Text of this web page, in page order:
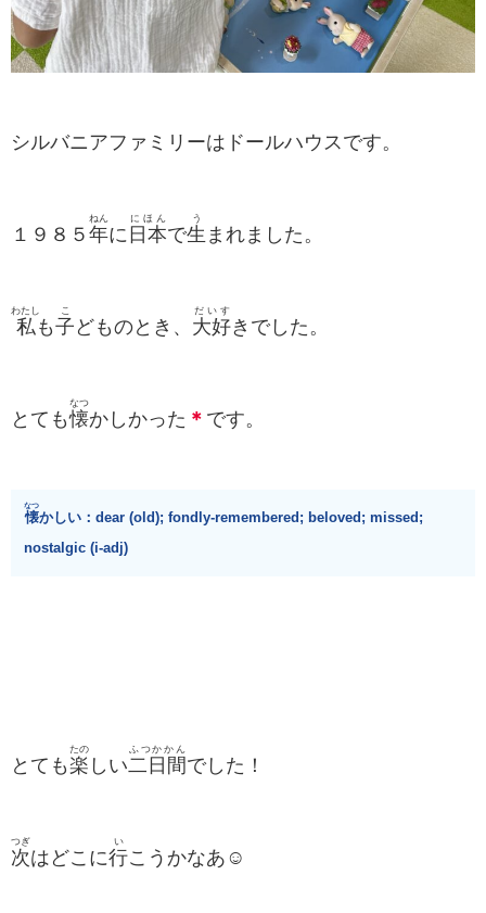
シルバニアファミリーはドールハウスです。
１９８５ 年
ねん
に 日本
にほん
で生
う
まれました。
私
わたし
も子
こ
どものとき、 大好
だいす
きでした。
とても懐
なつ
かしかった ＊ です。
懐
なつ
かしい：dear (old); fondly-remembered; beloved; missed;
nostalgic (i-adj)
とても楽
たの
しい二日間
ふつかかん
でした！
次
つぎ
はどこに行
い
こうかなあ☺